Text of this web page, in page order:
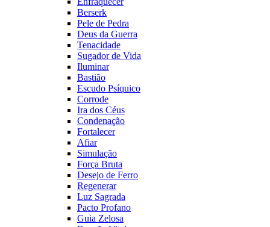
Berserk
Pele de Pedra
Deus da Guerra
Tenacidade
Sugador de Vida
Iluminar
Bastião
Escudo Psíquico
Corrode
Ira dos Céus
Condenação
Fortalecer
Afiar
Simulação
Força Bruta
Desejo de Ferro
Regenerar
Luz Sagrada
Pacto Profano
Guia Zelosa